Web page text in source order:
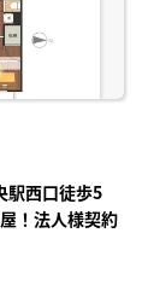
駅西口徒歩5
！法人様契約